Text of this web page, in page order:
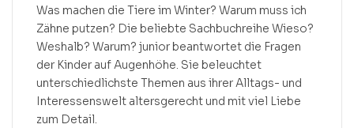
Was machen die Tiere im Winter? Warum muss ich
Zähne putzen? Die beliebte Sachbuchreihe Wieso?
Weshalb? Warum? junior beantwortet die Fragen
der Kinder auf Augenhöhe. Sie beleuchtet
unterschiedlichste Themen aus ihrer Alltags- und
Interessenswelt altersgerecht und mit viel Liebe
zum Detail.